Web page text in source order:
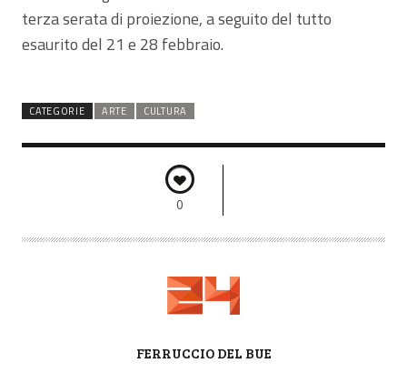
terza serata di proiezione, a seguito del tutto
esaurito del 21 e 28 febbraio.
CATEGORIE ARTE CULTURA
0
FERRUCCIO DEL BUE